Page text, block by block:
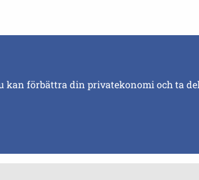
kan förbättra din privatekonomi och ta